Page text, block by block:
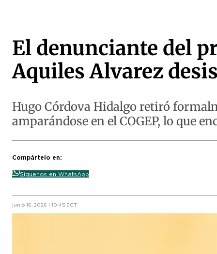
El denunciante del
Aquiles Alvarez
Hugo Córdova Hidalgo retiró
amparándose en el COGEP, lo que
Compártelo en:
Síguenos en WhatsApp
junio 16, 2026 | 10:45 ECT